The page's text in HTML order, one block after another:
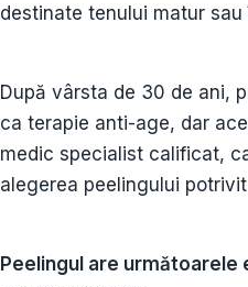
destinate tenului matur sau
După vârsta de 30 de ani,
ca terapie anti-age, dar
medic specialist calificat,
alegerea peelingului
Peelingul are următoarele